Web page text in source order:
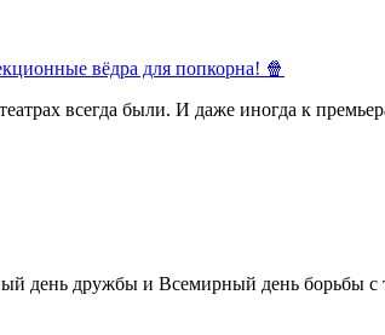
вёдра для попкорна! 🍿
всегда были. И даже иногда к
день дружбы и Всемирный день борьбы с